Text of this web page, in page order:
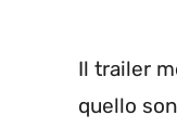
Il trailer
quello